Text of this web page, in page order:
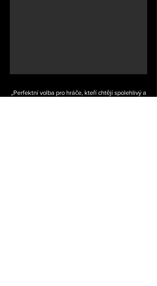
„Perfektní volba pro hráče, kteří chtějí spolehlivý a